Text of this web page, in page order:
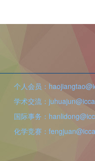
个人会员：
学术交流：
国际事务：
化学竞赛：